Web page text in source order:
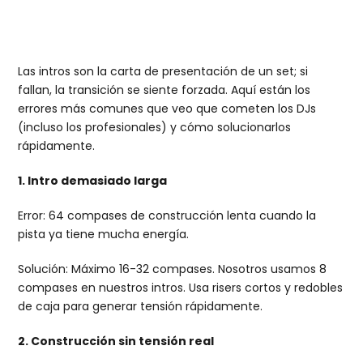
Las intros son la carta de presentación de un set; si
fallan, la transición se siente forzada. Aquí están los
errores más comunes que veo que cometen los DJs
(incluso los profesionales) y cómo solucionarlos
rápidamente.
1. Intro demasiado larga
Error: 64 compases de construcción lenta cuando la
pista ya tiene mucha energía.
Solución: Máximo 16-32 compases. Nosotros usamos 8
compases en nuestros intros. Usa risers cortos y redobles
de caja para generar tensión rápidamente.
2. Construcción sin tensión real